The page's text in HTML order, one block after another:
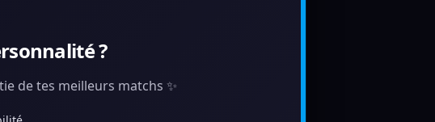
?
de tes meilleurs matchs ✨